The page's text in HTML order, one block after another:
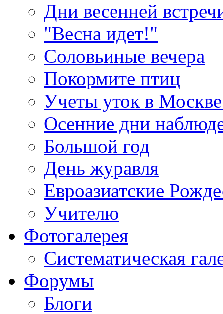
Дни весенней
"Весна идет!"
Соловьиные вечера
Покормите птиц
Учеты уток в
Осенние дни
Большой год
День журавля
Евроазиатские
Учителю
Фотогалерея
Систематическая
Форумы
Блоги